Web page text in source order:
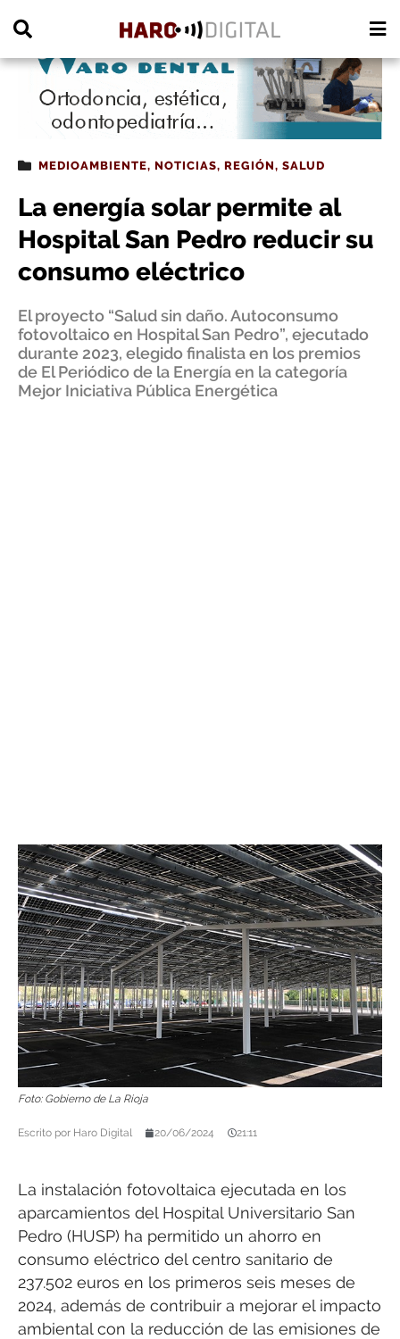
MEDIOAMBIENTE, NOTICIAS, REGIÓN, SALUD
La energía solar permite al
Hospital San Pedro reducir su
consumo eléctrico
El proyecto “Salud sin daño. Autoconsumo
fotovoltaico en Hospital San Pedro”, ejecutado
durante 2023, elegido finalista en los premios
de El Periódico de la Energía en la categoría
Mejor Iniciativa Pública Energética
Foto: Gobierno de La Rioja
Escrito por Haro Digital 20/06/2024 21:11
La instalación fotovoltaica ejecutada en los
aparcamientos del Hospital Universitario San
Pedro (HUSP) ha permitido un ahorro en
consumo eléctrico del centro sanitario de
237.502 euros en los primeros seis meses de
2024, además de contribuir a mejorar el impacto
ambiental con la reducción de las emisiones de